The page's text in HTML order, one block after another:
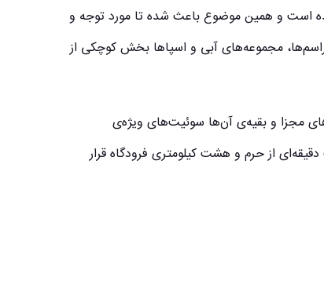
است و همین موضوع باعث شده تا مورد توجه و
مجموعه‌های آبی و اسپاها بخش کوچکی از
از آن‌ها اتاق‌های مجزا و بقیه‌ی آن‌ها سوئیت‌های ویژه‌ی
از حرم و هشت کیلومتری فرودگاه قرار